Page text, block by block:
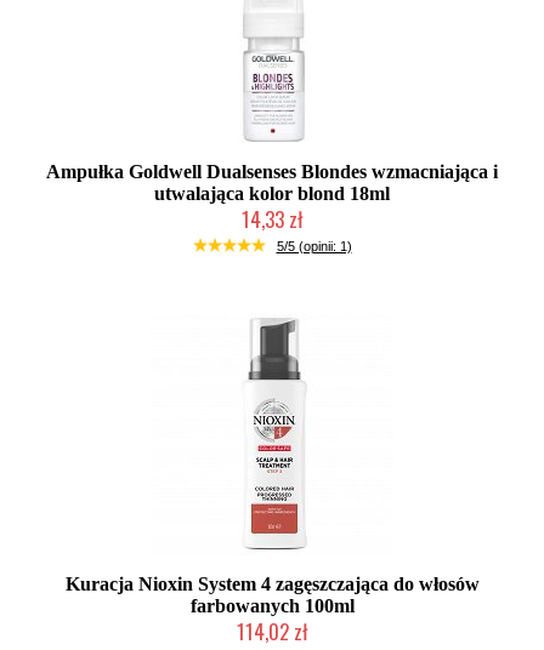
Ampułka Goldwell Dualsenses Blondes wzmacniająca i
utwalająca kolor blond 18ml
14,33 zł
Chwilowo niedostępny
5/5 (opinii: 1)
Kuracja Nioxin System 4 zagęszczająca do włosów
farbowanych 100ml
114,02 zł